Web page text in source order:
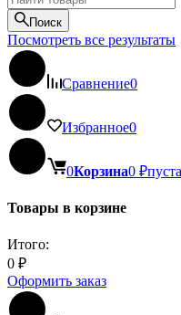
Поиск
Посмотреть все результаты
Сравнение0
Избранное0
0Корзина0 ₽пуста
Товары в корзине
Итого:
0 ₽
Оформить заказ